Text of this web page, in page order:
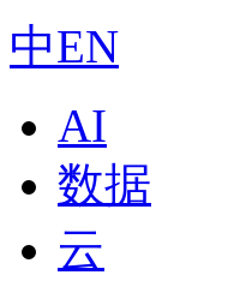
中EN
AI
数据
云